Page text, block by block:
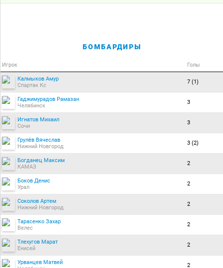
БОМБАРДИРЫ
Игрок Голы
Калмыков Амур
Спартак Кс
7 (1)
Гаджимурадов Рамазан
Челябинск
3
Игнатов Михаил
Сочи
3
Грулёв Вячеслав
Нижний Новгород
3 (2)
Богданец Максим
КАМАЗ
2
Боков Денис
Урал
2
Соколов Артем
Нижний Новгород
2
Тарасенко Захар
Велес
2
Тлехугов Марат
Енисей
2
Урванцев Матвей
2